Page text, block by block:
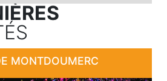
MONTDOUMERC